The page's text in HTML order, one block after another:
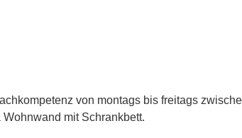
von montags bis freitags
mit Schrankbett.